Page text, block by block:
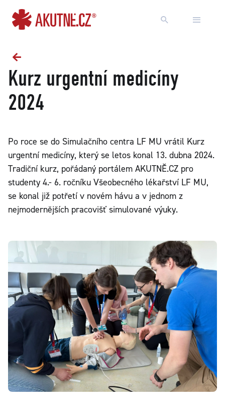
Kurz urgentní medicíny
2024
Po roce se do Simulačního centra LF MU vrátil Kurz
urgentní medicíny, který se letos konal 13. dubna 2024.
Tradiční kurz, pořádaný portálem AKUTNĚ.CZ pro
studenty 4.- 6. ročníku Všeobecného lékařství LF MU,
se konal již potřetí v novém hávu a v jednom z
nejmodernějších pracovišť simulované výuky.